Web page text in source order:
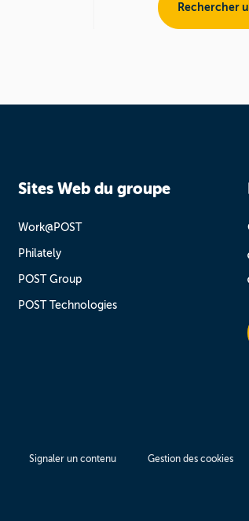
Rechercher
Sites Web du groupe
Work@POST
Philately
POST Group
POST Technologies
Signaler un contenu Gestion des cookies